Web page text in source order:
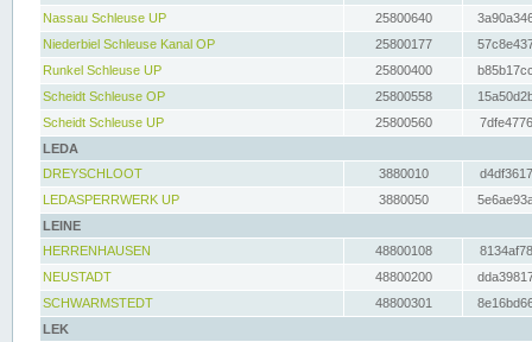
Nassau Schleuse UP
25800640
Niederbiel Schleuse Kanal OP
25800177
Runkel Schleuse UP
25800400
Scheidt Schleuse OP
25800558
Scheidt Schleuse UP
25800560
LEDA
DREYSCHLOOT
3880010
LEDASPERRWERK UP
3880050
LEINE
HERRENHAUSEN
48800108
NEUSTADT
48800200
SCHWARMSTEDT
48800301
LEK